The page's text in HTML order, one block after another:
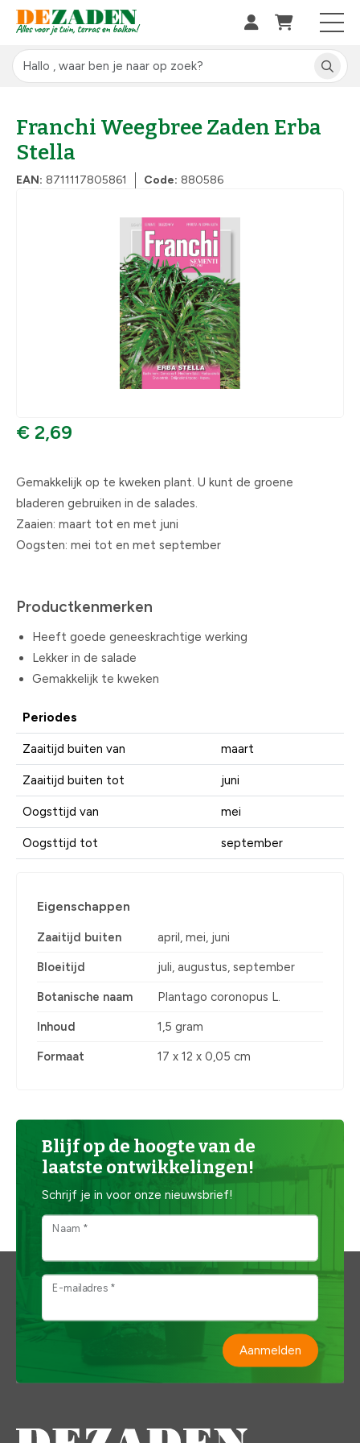
Franchi Weegbree Zaden Erba
Stella
EAN: 8711117805861 Code: 880586
€ 2,69
Gemakkelijk op te kweken plant. U kunt de groene
bladeren gebruiken in de salades.
Zaaien: maart tot en met juni
Oogsten: mei tot en met september
Productkenmerken
Heeft goede geneeskrachtige werking
Lekker in de salade
Gemakkelijk te kweken
Periodes
Zaaitijd buiten van maart
Zaaitijd buiten tot juni
Oogsttijd van mei
Oogsttijd tot september
Eigenschappen
Zaaitijd buiten april, mei, juni
Bloeitijd juli, augustus, september
Botanische naam Plantago coronopus L.
Inhoud 1,5 gram
Formaat 17 x 12 x 0,05 cm
Blijf op de hoogte van de
laatste ontwikkelingen!
Schrijf je in voor onze nieuwsbrief!
Naam *
E-mailadres *
Aanmelden